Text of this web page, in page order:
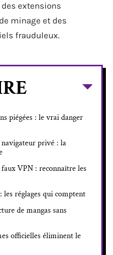
des extensions
minage et des
frauduleux.
piégées : le vrai danger
privé : la
VPN : reconnaître les
les réglages qui comptent
de mangas sans
officielles éliminent le